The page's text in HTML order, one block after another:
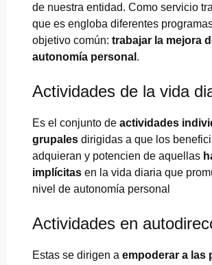
de nuestra entidad. Como servicio
que es engloba diferentes
objetivo común: trabajar la mejora
autonomía personal .
Actividades de la vida
Es el conjunto de actividades
grupales dirigidas a que los
adquieran y potencien de aquellas
implícitas en la vida diaria que
nivel de autonomía personal
Actividades en
Estas se dirigen a empoderar a las